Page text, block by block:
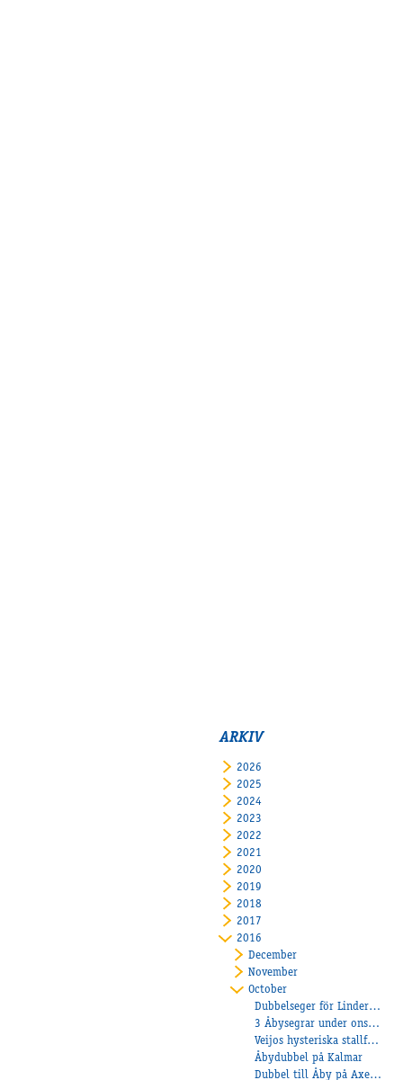
ARKIV
2026
2025
2024
2023
2022
2021
2020
2019
2018
2017
2016
December
November
October
Dubbelseger för Linderoth på Axevalla!
3 Åbysegrar under onsdagens tävlingar!
Veijos hysteriska stallform fortsätter!
Åbydubbel på Kalmar
Dubbel till Åby på Axevallas lördagstävlingar och Kling vann på Halmstad!